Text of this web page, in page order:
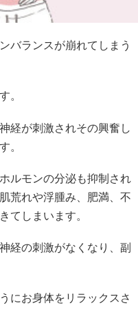
バランスが崩れてしまう
。
経が刺激されその興奮し
。
ルモンの分泌も抑制され
荒れや浮腫み、肥満、不
てしまいます。
経の刺激がなくなり、副
にお身体をリラックスさ